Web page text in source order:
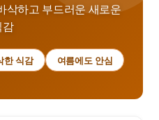
삭하고 부드러운 새로운
감
한 식감 여름에도 안심